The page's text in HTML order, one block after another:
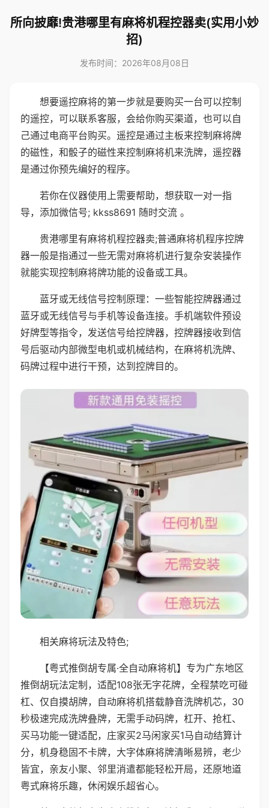
所向披靡!贵港哪里有麻将机程控器卖(实用小妙
招)
发布时间：2026年08月08日
想要遥控麻将的第一步就是要购买一台可以控制
的遥控，可以联系客服，会给你购买渠道，也可以自
己通过电商平台购买。遥控是通过主板来控制麻将牌
的磁性，和骰子的磁性来控制麻将机来洗牌，遥控器
是通过你预先编好的程序。
若你在仪器使用上需要帮助，想获取一对一指
导，添加微信号; kkss8691 随时交流 。
贵港哪里有麻将机程控器卖;普通麻将机程序控牌
器一般是指通过一些无需对麻将机进行复杂安装操作
就能实现控制麻将牌功能的设备或工具。
蓝牙或无线信号控制原理：一些智能控牌器通过
蓝牙或无线信号与手机等设备连接。手机端软件预设
好牌型等指令，发送信号给控牌器，控牌器接收到信
号后驱动内部微型电机或机械结构，在麻将机洗牌、
码牌过程中进行干预，达到控牌目的。
相关麻将玩法及特色;
【粤式推倒胡专属·全自动麻将机】专为广东地区
推倒胡玩法定制，适配108张无字花牌，全程禁吃可碰
杠、仅自摸胡牌，自动麻将机搭载静音洗牌机芯，30
秒极速完成洗牌叠牌，无需手动码牌，杠开、抢杠、
买马功能一键适配，庄家买2马闲家买1马自动结算计
分，机身稳固不卡牌，大字体麻将牌清晰易辨，老少
皆宜，亲友小聚、邻里消遣都能轻松开局，还原地道
粤式麻将乐趣，休闲娱乐超省心。